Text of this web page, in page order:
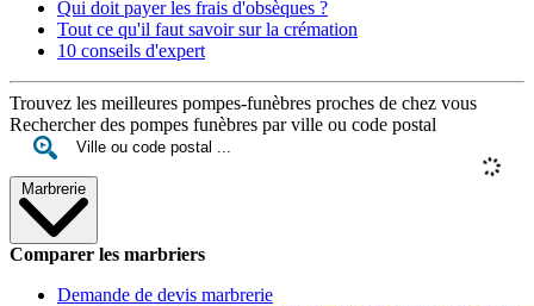
Qui doit payer les frais d'obsèques ?
Tout ce qu'il faut savoir sur la crémation
10 conseils d'expert
Trouvez les meilleures pompes-funèbres proches de chez vous
Rechercher des pompes funèbres par ville ou code postal
Marbrerie
Comparer les marbriers
Demande de devis marbrerie